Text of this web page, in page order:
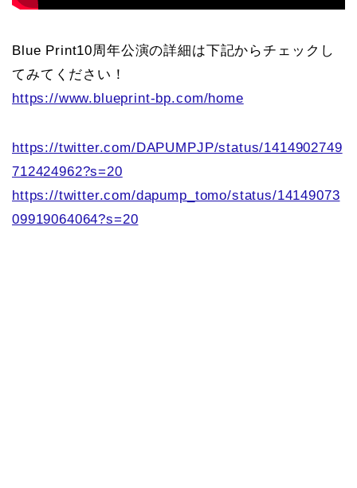
Blue Print10周年公演の詳細は下記からチェックし
てみてください！
https://www.blueprint-bp.com/home
https://twitter.com/DAPUMPJP/status/1414902749
712424962?s=20
https://twitter.com/dapump_tomo/status/14149073
09919064064?s=20